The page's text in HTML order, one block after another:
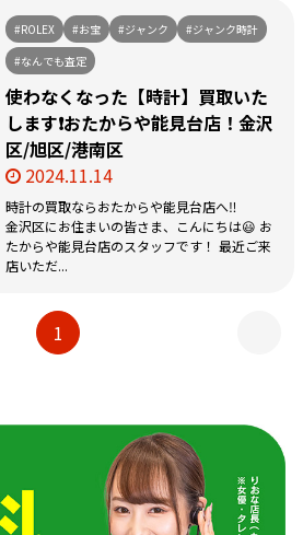
#ROLEX #お宝 #ジャンク
#ジャンク時計
#なんでも査定
使わなくなった【時計】買取いた
します❗️おたからや能見台店！金沢
区/旭区/港南区
2024.11.14
時計の買取ならおたからや能見台店へ‼️
金沢区にお住まいの皆さま、こんにちは😃 お
たからや能見台店のスタッフです！ 最近ご来
店いただ...
1